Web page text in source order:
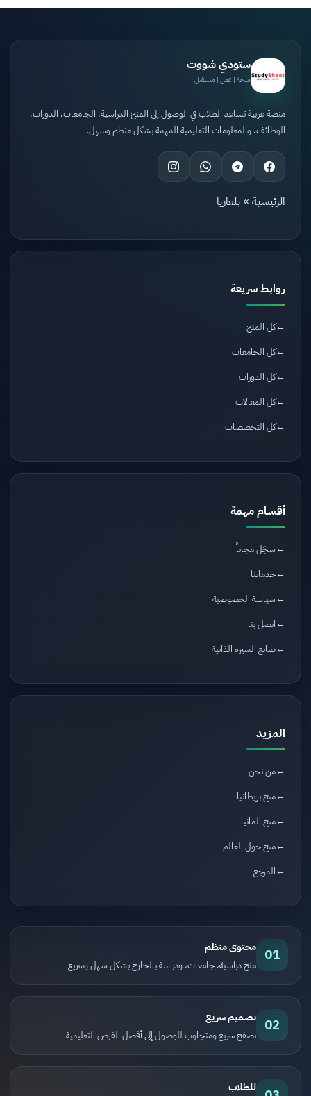
ستودي شووت
منحة | عمل | مستقبل
منصة عربية تساعد الطلاب في الوصول إلى المنح الدراسية، الجامعات، الدورات،
الوظائف، والمعلومات التعليمية المهمة بشكل منظم وسهل.
الرئيسية » بلغاريا
روابط سريعة
كل المنح
كل الجامعات
كل الدورات
كل المقالات
كل التخصصات
أقسام مهمة
سجّل مجاناً
خدماتنا
سياسة الخصوصية
اتصل بنا
صانع السيرة الذاتية
المزيد
من نحن
منح بريطانيا
منح المانيا
منح حول العالم
المرجع
01 محتوى منظم
منح دراسية، جامعات، ودراسة بالخارج بشكل سهل وسريع.
02 تصميم سريع
تصفح سريع ومتجاوب للوصول إلى أفضل الفرص التعليمية.
للطلاب